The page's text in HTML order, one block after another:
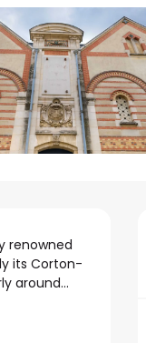
renowned
its Corton-
around...